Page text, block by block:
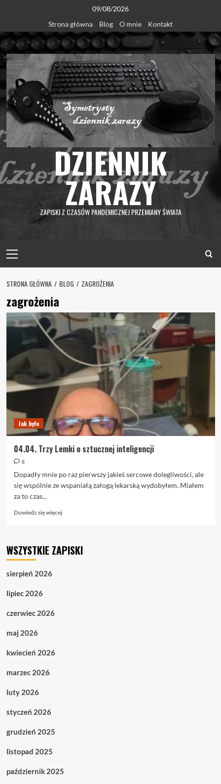
content
09/08/2026
Strona główna
Blog O mnie Kontakt
DZIENNIK
ZARAZY
ZAPISKI Z CZASÓW PANDEMICZNEJ PRZEMIANY ŚWIATA
Menu
STRONA GŁÓWNA BLOG ZAGROŻENIA
zagrożenia
Jak było
04.04. Trzy Lemki o sztucznej inteligencji
8
Dopadły mnie po raz pierwszy jakieś sercowe dolegliwości, ale
się wspólnie ze wspaniałą załogą lekarską wydobyłem. Miałem
za to czas...
Dowiedz się więcejDowiedz
04.04.
WSZYSTKIE ZAPISKI
sierpień 2026
lipiec 2026
czerwiec 2026
maj 2026
kwiecień 2026
marzec 2026
luty 2026
styczeń 2026
grudzień 2025
listopad 2025
październik 2025